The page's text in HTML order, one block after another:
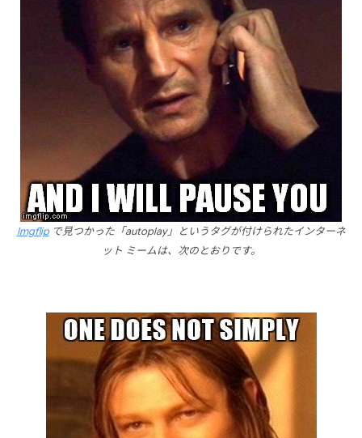
Imgflipで見つかった「autoplay」というタグが付けられたインターネ
ット ミームは、次のとおりです。